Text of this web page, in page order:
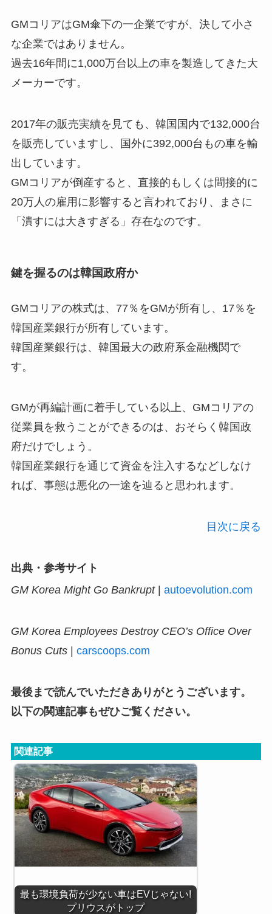
GMコリアはGM傘下の一企業ですが、決して小さ
な企業ではありません。
過去16年間に1,000万台以上の車を製造してきた大
メーカーです。
2017年の販売実績を見ても、韓国国内で132,000台
を販売していますし、国外に392,000台もの車を輸
出しています。
GMコリアが倒産すると、直接的もしくは間接的に
20万人の雇用に影響すると言われており、まさに
「潰すには大きすぎる」存在なのです。
鍵を握るのは韓国政府か
GMコリアの株式は、77％をGMが所有し、17％を
韓国産業銀行が所有しています。
韓国産業銀行は、韓国最大の政府系金融機関で
す。
GMが再編計画に着手している以上、GMコリアの
従業員を救うことができるのは、おそらく韓国政
府だけでしょう。
韓国産業銀行を通じて資金を注入するなどしなけ
れば、事態は悪化の一途を辿ると思われます。
目次に戻る
出典・参考サイト
GM Korea Might Go Bankrupt| autoevolution.com
GM Korea Employees Destroy CEO’s Office Over
Bonus Cuts| carscoops.com
最後まで読んでいただきありがとうございます。
以下の関連記事もぜひご覧ください。
関連記事
最も環境負荷が少ない車はEVじゃない!
プリウスがトップ